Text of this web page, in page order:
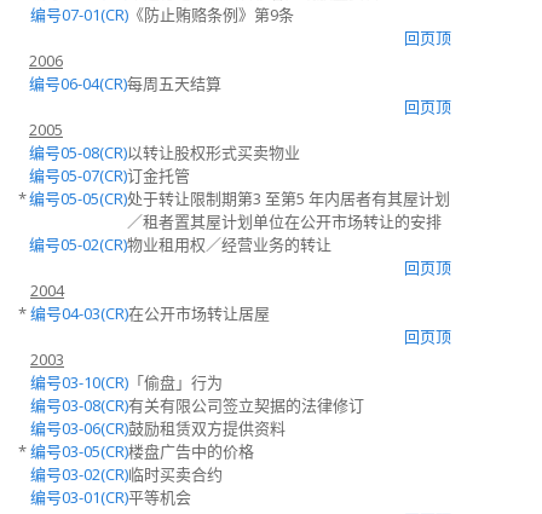
编号07-01(CR) 《防止贿赂条例》第9条
回页顶
2006
编号06-04(CR)每周五天结算
回页顶
2005
编号05-08(CR)以转让股权形式买卖物业
编号05-07(CR)订金托管
*编号05-05(CR)处于转让限制期第3 至第5 年内居者有其屋计划
／租者置其屋计划单位在公开市场转让的安排
编号05-02(CR)物业租用权／经营业务的转让
回页顶
2004
*编号04-03(CR)在公开市场转让居屋
回页顶
2003
编号03-10(CR) 「偷盘」行为
编号03-08(CR)有关有限公司签立契据的法律修订
编号03-06(CR)鼓励租赁双方提供资料
*编号03-05(CR)楼盘广告中的价格
编号03-02(CR)临时买卖合约
编号03-01(CR)平等机会